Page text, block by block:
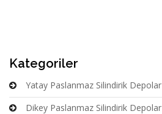
Kategoriler
Yatay Paslanmaz Silindirik Depolar
Dikey Paslanmaz Silindirik Depolar